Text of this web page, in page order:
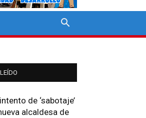
de ‘sabotaje’
alcaldesa de